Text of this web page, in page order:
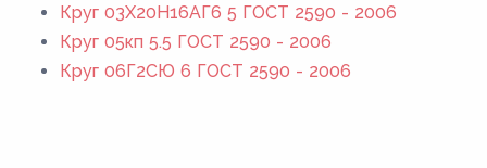
Круг 03Х20Н16АГ6 5 ГОСТ 2590 - 2006
Круг 05кп 5.5 ГОСТ 2590 - 2006
Круг 06Г2СЮ 6 ГОСТ 2590 - 2006